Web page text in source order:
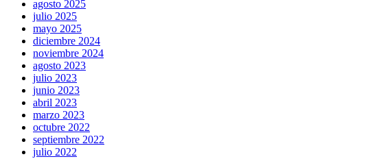
agosto 2025
julio 2025
mayo 2025
diciembre 2024
noviembre 2024
agosto 2023
julio 2023
junio 2023
abril 2023
marzo 2023
octubre 2022
septiembre 2022
julio 2022